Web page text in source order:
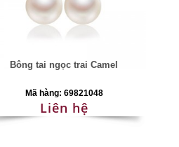
Bông tai ngọc trai Camel
Mã hàng: 69821048
Liên hệ